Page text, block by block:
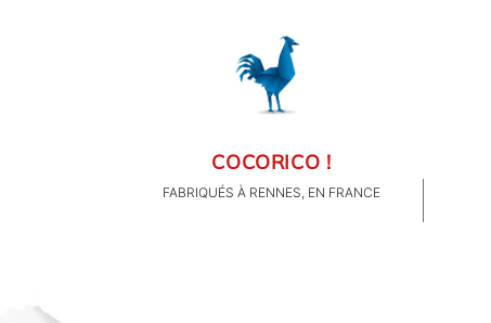
COCORICO !
FABRIQUÉS À RENNES, EN FRANCE